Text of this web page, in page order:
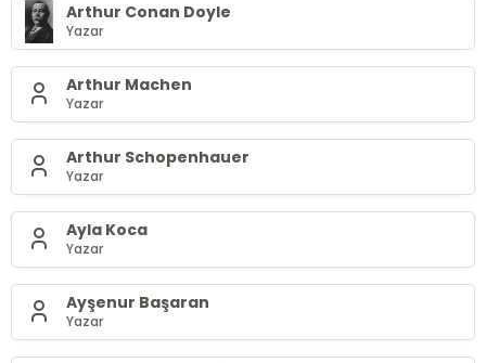
Arthur Conan Doyle
Yazar
Arthur Machen
Yazar
Arthur Schopenhauer
Yazar
Ayla Koca
Yazar
Ayşenur Başaran
Yazar